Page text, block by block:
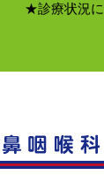
★診療状況に